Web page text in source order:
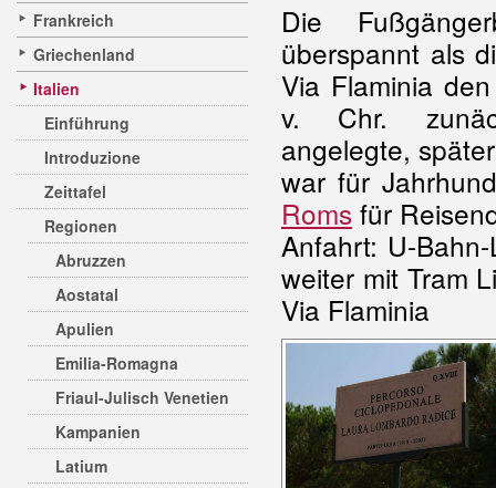
Frankreich
Griechenland
Italien
Einführung
Introduzione
Zeittafel
Regionen
Abruzzen
Aostatal
Apulien
Emilia-Romagna
Friaul-Julisch Venetien
Kampanien
Latium
Die
überspannt als
Via Flaminia
v. Chr.
angelegte,
war für
Roms für
Anfahrt: U-Bahn-
weiter mit Tram
Via Flaminia